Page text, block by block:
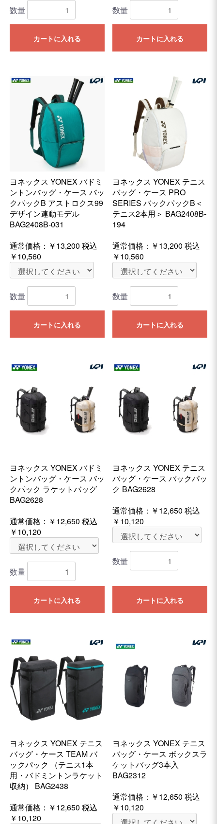
数量
カートに入れる
数量
カートに入れる
ヨネックス YONEX バドミ
ントンバッグ・ケース バッ
クパックB アストロクス99
デザイン連動モデル
BAG2408B-031
通常価格： ￥13,200 税込
￥10,560
数量
カートに入れる
ヨネックス YONEX テニス
バッグ・ケース PRO
SERIES バックパックB＜
テニス2本用＞ BAG2408B-
194
通常価格： ￥13,200 税込
￥10,560
数量
カートに入れる
ヨネックス YONEX バドミ
ントンバッグ・ケース バッ
クパック ラケットバッグ
BAG2628
通常価格： ￥12,650 税込
￥10,120
数量
カートに入れる
ヨネックス YONEX テニス
バッグ・ケース バックパッ
ク BAG2628
通常価格： ￥12,650 税込
￥10,120
数量
カートに入れる
ヨネックス YONEX テニス
バッグ・ケース TEAM バ
ックパック （テニス1本
用・バドミントンラケット
収納） BAG2438
通常価格： ￥12,650 税込
￥10,120
ヨネックス YONEX テニス
バッグ・ケース ボックスラ
ケットバッグ3本入
BAG2312
通常価格： ￥12,650 税込
￥10,120